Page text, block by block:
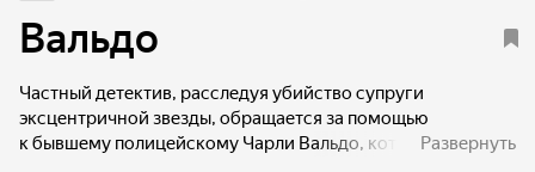
Вальдо
Частный детектив, расследуя убийство супруги
эксцентричной звезды, обращается за помощью
к бывшему полицейскому Чарли Вальдо, который после
Развернуть